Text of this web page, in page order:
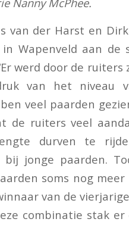
van der Harst en
Wapenveld aan
werd door de ruiters
van het niveau
veel paarden
de ruiters veel
durven te
bij jonge paarden.
soms nog
van de
combinatie stak